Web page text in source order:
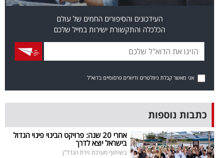
המילון
הכלכלי
פודקאסט
40
UNDER
העידכונים והסיפורים החמים של עולם
הכלכלה והתקשורת ישירות במייל שלכם
אני מאשר קבלת ניוזלטרים ודיוורים פרסומיים בדוא"ל
כתבות נוספות
אחרי 20 שנה: פרויקט הבינוי פינוי הגדול
בישראל יוצא לדרך
בשיתוף מערכת זירת הנדל"ן